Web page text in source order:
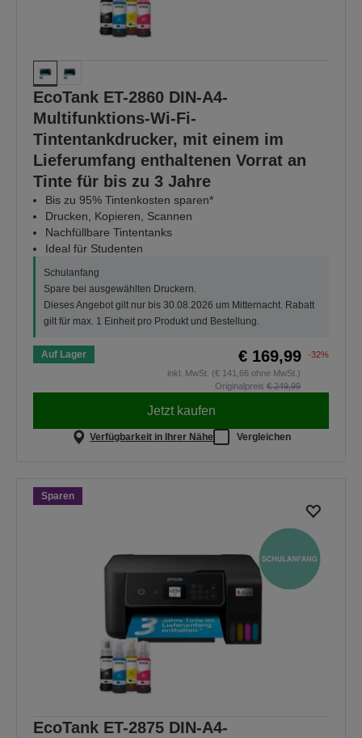
EcoTank ET-2860 DIN-A4-
Multifunktions-Wi-Fi-
Tintentankdrucker, mit einem im
Lieferumfang enthaltenen Vorrat an
Tinte für bis zu 3 Jahre
Bis zu 95% Tintenkosten sparen*
Drucken, Kopieren, Scannen
Nachfüllbare Tintentanks
Ideal für Studenten
Schulanfang
Spare bei ausgewählten Druckern.
Dieses Angebot gilt nur bis 30.08.2026 um Mitternacht. Rabatt
gilt für max. 1 Einheit pro Produkt und Bestellung.
Auf Lager € 169,99
-32%
inkl. MwSt. (€ 141,66 ohne MwSt.)
Originalpreis € 249,99
Jetzt kaufen
Verfügbarkeit in Ihrer Nähe Vergleichen
Sparen
EcoTank ET-2875 DIN-A4-